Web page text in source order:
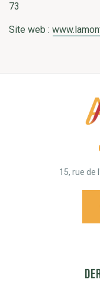
73
Site web :
15, rue de